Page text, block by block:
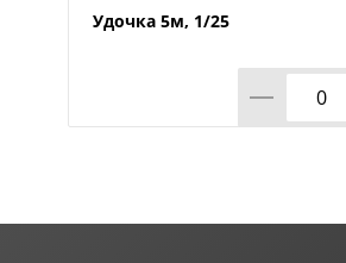
Удочка 5м, 1/25